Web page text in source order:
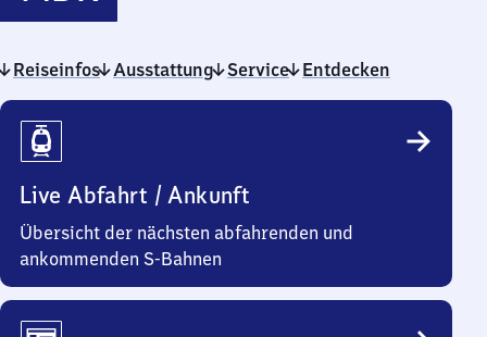
MDR
Reiseinfos Ausstattung Service Entdecken
Reiseinfos
Live Abfahrt / Ankunft
Übersicht der nächsten abfahrenden und
ankommenden S-Bahnen